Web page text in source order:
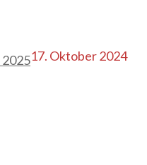
17. Oktober 2024
2025